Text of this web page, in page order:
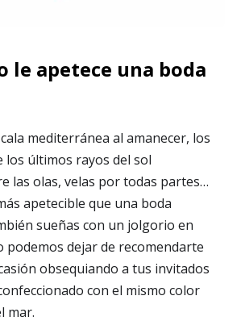
le apetece una boda
mediterránea al amanecer, los
los últimos rayos del sol
las olas, velas por todas partes…
apetecible que una boda
sueñas con un jolgorio en
podemos dejar de recomendarte
obsequiando a tus invitados
con el mismo color
mar.